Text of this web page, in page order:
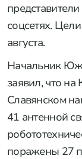
соцсетях.
августа.
Начальник
заявил, что
Славянском
41 антенной
поражены 27